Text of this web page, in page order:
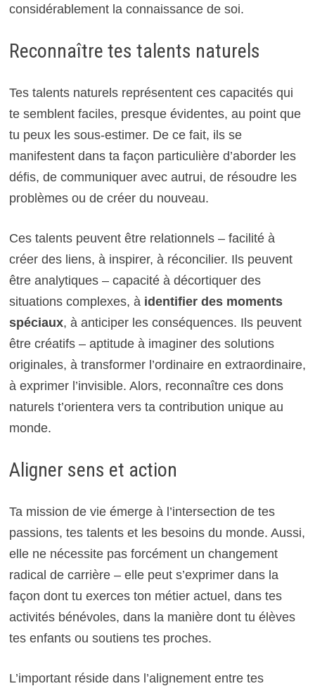
considérablement la connaissance de soi.
Reconnaître tes talents naturels
Tes talents naturels représentent ces capacités qui
te semblent faciles, presque évidentes, au point que
tu peux les sous-estimer. De ce fait, ils se
manifestent dans ta façon particulière d’aborder les
défis, de communiquer avec autrui, de résoudre les
problèmes ou de créer du nouveau.
Ces talents peuvent être relationnels – facilité à
créer des liens, à inspirer, à réconcilier. Ils peuvent
être analytiques – capacité à décortiquer des
situations complexes, à identifier des moments
spéciaux, à anticiper les conséquences. Ils peuvent
être créatifs – aptitude à imaginer des solutions
originales, à transformer l’ordinaire en extraordinaire,
à exprimer l’invisible. Alors, reconnaître ces dons
naturels t’orientera vers ta contribution unique au
monde.
Aligner sens et action
Ta mission de vie émerge à l’intersection de tes
passions, tes talents et les besoins du monde. Aussi,
elle ne nécessite pas forcément un changement
radical de carrière – elle peut s’exprimer dans la
façon dont tu exerces ton métier actuel, dans tes
activités bénévoles, dans la manière dont tu élèves
tes enfants ou soutiens tes proches.
L’important réside dans l’alignement entre tes